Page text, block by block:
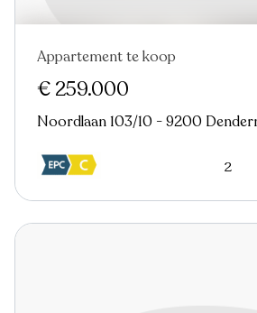
Appartement te koop
€ 259.000
Noordlaan 103/10 - 9200
2